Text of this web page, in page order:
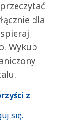
dla
Wykup
z
się.